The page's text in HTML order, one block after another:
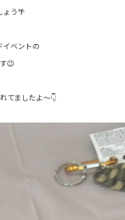
ょう🌴
イベントの
😉
てましたよ～👇